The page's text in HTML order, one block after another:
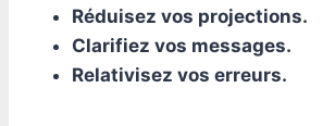
Réduisez vos projections.
Clarifiez vos messages.
Relativisez vos erreurs.